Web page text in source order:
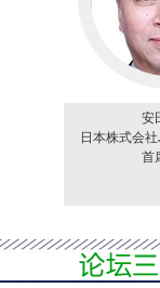
安
日本株式会
首